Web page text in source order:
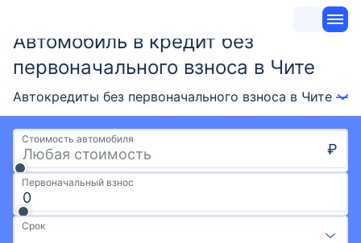
Автомобиль в кредит без
первоначального взноса в Чите
Автокредиты без первоначального взноса в Чите
Стоимость автомобиля
₽
Первоначальный взнос
Срок